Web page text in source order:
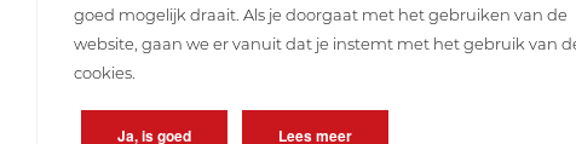
goed mogelijk draait. Als je doorgaat met het gebruiken van de
website, gaan we er vanuit dat je instemt met het gebruik van
cookies.
Ja, is goed Lees meer